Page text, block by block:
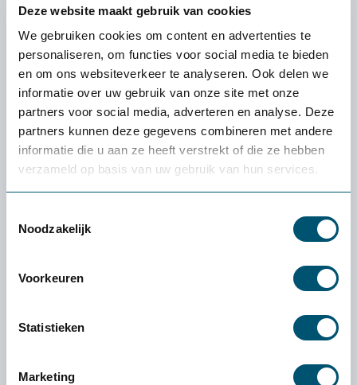
Deze website maakt gebruik van cookies
We gebruiken cookies om content en advertenties te
personaliseren, om functies voor social media te bieden
en om ons websiteverkeer te analyseren. Ook delen we
informatie over uw gebruik van onze site met onze
partners voor social media, adverteren en analyse. Deze
partners kunnen deze gegevens combineren met andere
informatie die u aan ze heeft verstrekt of die ze hebben
verzameld op basis van uw gebruik van hun services.
Noodzakelijk
Voorkeuren
Statistieken
Marketing
Jasper Manenschijn
In 2011 is Jasper begonnen met het opzetten
van de zorgomgeving van Health2Work.
“Vanuit mijn woonplaats en vestiging
Hengelo opereer ik landelijk. Ik kom vooral
voortdurend mee bezig ben is: welke
ergonomische producten hebben een
Ga naar alle blog berichten van Jasper